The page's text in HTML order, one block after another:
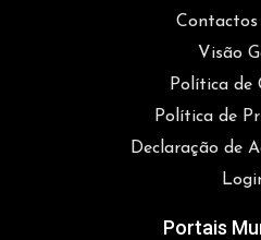
Contactos
Visão
Política de
Política de
Declaração de
Portais